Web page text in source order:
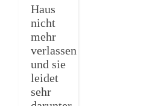
Haus
nicht
mehr
verlassen
und sie
leidet
sehr